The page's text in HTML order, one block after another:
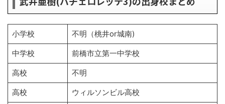
小学校 不明（桃井or城南)
中学校 前橋市立第一中学校
高校 不明
高校 ウィルソンビル高校